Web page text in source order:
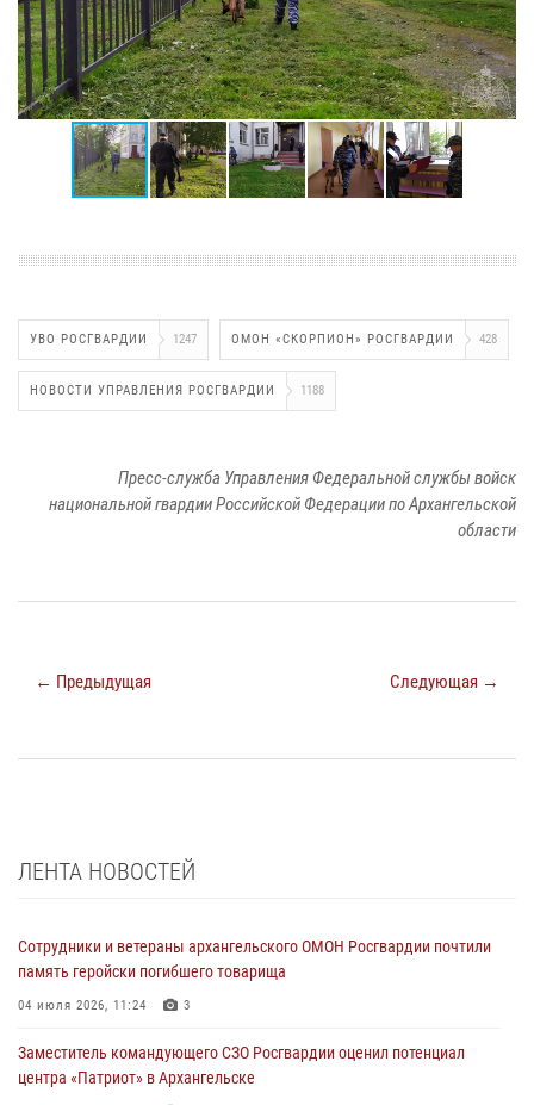
УВО РОСГВАРДИИ 1247 ОМОН «СКОРПИОН» РОСГВАРДИИ 428
НОВОСТИ УПРАВЛЕНИЯ РОСГВАРДИИ 1188
Пресс-служба Управления Федеральной службы войск
национальной гвардии Российской Федерации по Архангельской
области
← Предыдущая Следующая →
ЛЕНТА НОВОСТЕЙ
Сотрудники и ветераны архангельского ОМОН Росгвардии почтили
память геройски погибшего товарища
04 июля 2026, 11:24 3
Заместитель командующего СЗО Росгвардии оценил потенциал
центра «Патриот» в Архангельске